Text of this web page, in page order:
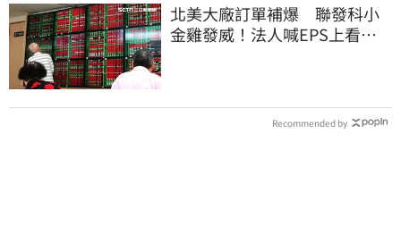
北美大廠訂單補爆 聯發科小
金雞發威！法人喊EPS上看
Recommended by